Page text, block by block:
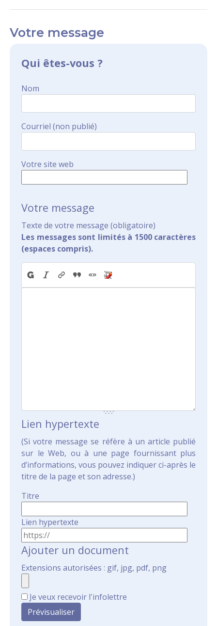
Votre message
Qui êtes-vous ?
Nom
Courriel (non publié)
Votre site web
Votre message
Texte de votre message (obligatoire)
Les messages sont limités à 1500 caractères
(espaces compris).
Lien hypertexte
(Si votre message se réfère à un article publié
sur le Web, ou à une page fournissant plus
d’informations, vous pouvez indiquer ci-après le
titre de la page et son adresse.)
Titre
Lien hypertexte
Ajouter un document
Extensions autorisées : gif, jpg, pdf, png
Je veux recevoir l'infolettre